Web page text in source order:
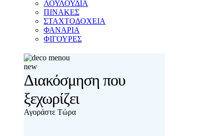
ΛΟΥΛΟΥΔΙΑ
ΠΙΝΑΚΕΣ
ΣΤΑΧΤΟΔΟΧΕΙΑ
ΦΑΝΑΡΙΑ
ΦΙΓΟΥΡΕΣ
new
Διακόσμηση που
ξεχωρίζει
Αγοράστε Τώρα